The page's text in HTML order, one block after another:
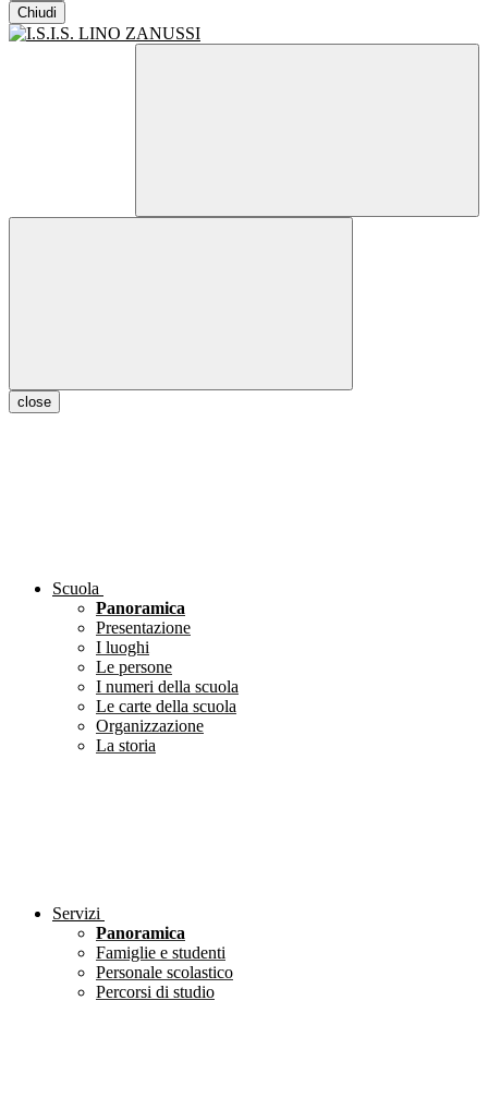
Chiudi
close
Scuola
Panoramica
Presentazione
I luoghi
Le persone
I numeri della scuola
Le carte della scuola
Organizzazione
La storia
Servizi
Panoramica
Famiglie e studenti
Personale scolastico
Percorsi di studio